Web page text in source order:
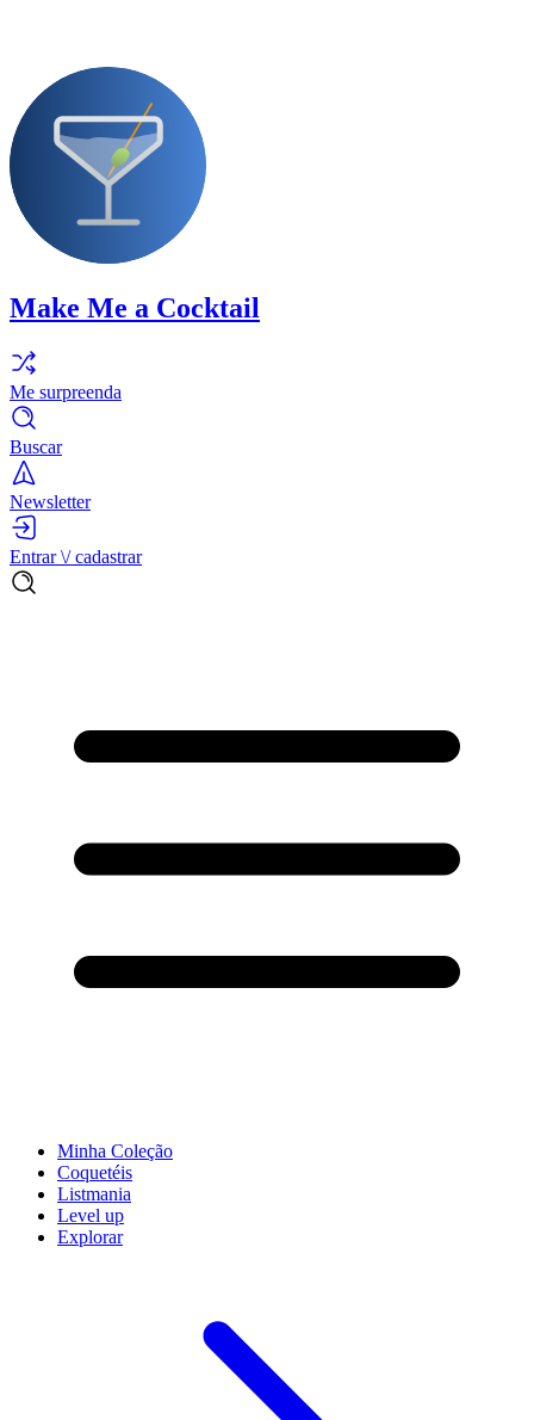
Make Me a Cocktail
Me surpreenda
Buscar
Newsletter
Entrar \/ cadastrar
Minha Coleção
Coquetéis
Listmania
Level up
Explorar